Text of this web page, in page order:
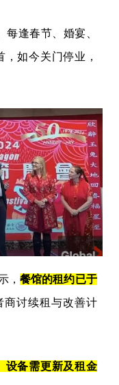
每逢春节、婚宴、
如今关门停业，
，餐馆的租约已于
商讨续租与改善计
设备需更新及租金